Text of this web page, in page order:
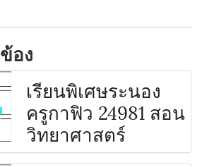
อง
เรียนพิเศษระนอง
ครูกาฟิว 24981 สอน
วิทยาศาสตร์